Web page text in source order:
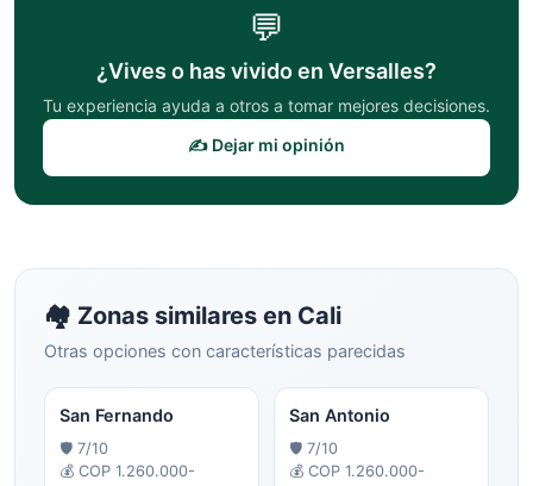
💬
¿Vives o has vivido en Versalles?
Tu experiencia ayuda a otros a tomar mejores decisiones.
✍️ Dejar mi opinión
🏘️ Zonas similares en Cali
Otras opciones con características parecidas
San Fernando
🛡️ 7/10
💰 COP 1.260.000-
San Antonio
🛡️ 7/10
💰 COP 1.260.000-